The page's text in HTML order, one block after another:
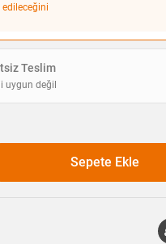
Teslim
uygun değil
Sepete Ekle